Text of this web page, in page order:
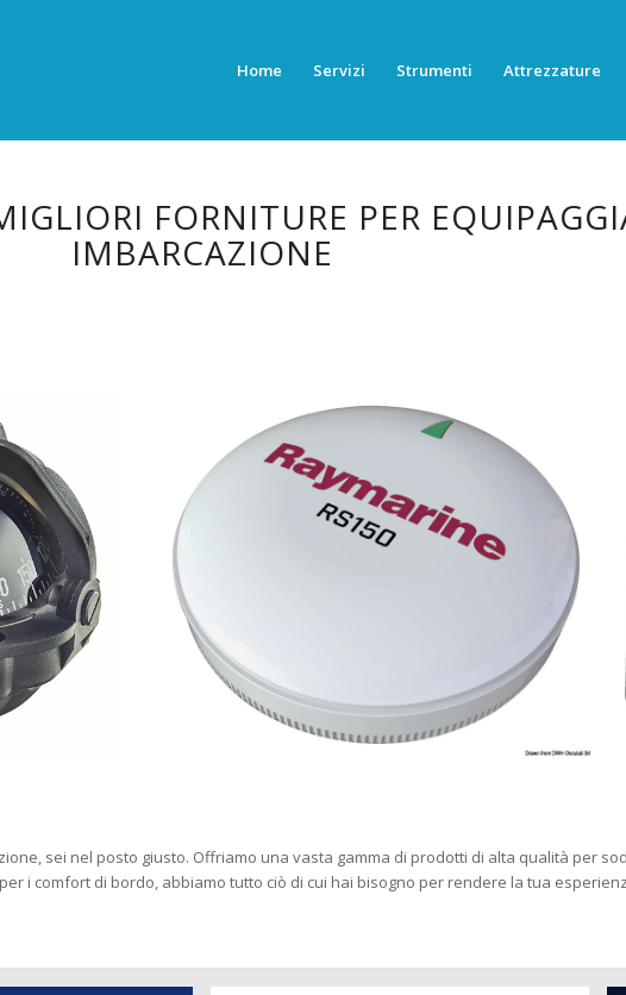
Home Servizi Strumenti Attrezzature
FORNITURE PER
IMBARCAZIONE
sei nel posto giusto. Offriamo una vasta gamma di prodotti di alta qualità per
i comfort di bordo, abbiamo tutto ciò di cui hai bisogno per rendere la tua